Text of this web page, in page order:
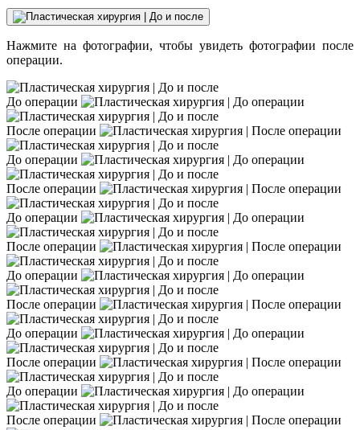
Нажмите на фотографии, чтобы увидеть фотографии после
операции.
До операции
После операции
До операции
После операции
До операции
После операции
До операции
После операции
До операции
После операции
До операции
После операции